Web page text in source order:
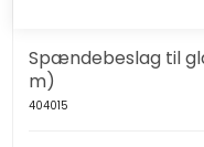
Spændebeslag til
m)
404015